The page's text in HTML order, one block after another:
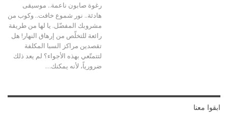
رغوة صابون ناعمة.. موسيقى
هادئة.. نور شموع خافت.. وكوب من
مشروبك المفضّل. يا لها من طريقة
رائعة للتخلّص من إرهاق النهار! هل
تقصدين مراكز السبا المكلفة
لتتمتّعي بهذه الأجواء؟ لم يعد ذلك
ضرورياً، لأنه يمكنك…
ابقوا معنا